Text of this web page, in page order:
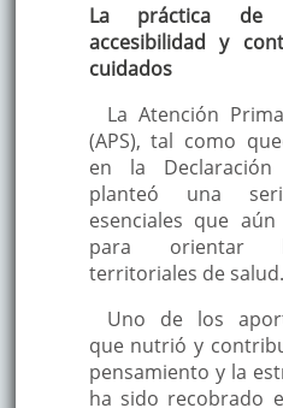
La práctica de
accesibilidad y
cuidados
La Atención
(APS), tal como
en la
planteó una
esenciales que
para orientar
territoriales de salud.
Uno de los
que nutrió y
pensamiento y la
ha sido recobrado